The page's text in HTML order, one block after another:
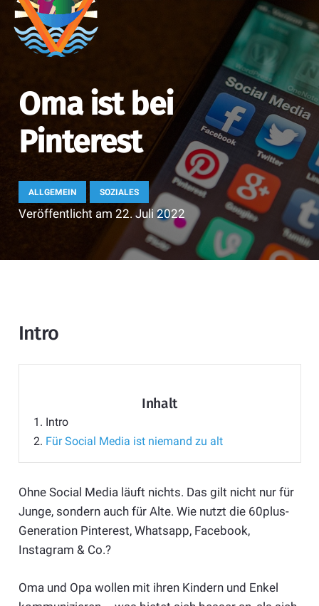
Oma ist bei
Pinterest
ALLGEMEIN SOZIALES
Veröffentlicht am 22. Juli 2022
Intro
Inhalt
1. Intro
2. Für Social Media ist niemand zu alt
Ohne Social Media läuft nichts. Das gilt nicht nur für
Junge, sondern auch für Alte. Wie nutzt die 60plus-
Generation Pinterest, Whatsapp, Facebook,
Instagram & Co.?
Oma und Opa wollen mit ihren Kindern und Enkel